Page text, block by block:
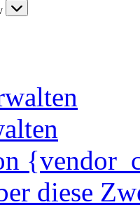
diese